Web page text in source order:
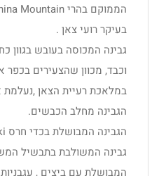
בעיקר רועי צאן .
גבינה המכוסה בעובש בגוון
וכבד, מכוון שהצעירים בכפר
במלאכת רעיית הצאן
הגבינה מחלב הכבשים.
הגבינה המבושלת בכדי חרס Sirene Po Shopski
גבינה המשולבת בתבשיל
המבושלת עם ביצים ,